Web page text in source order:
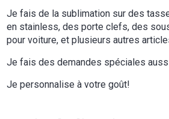
Je fais de la sublimation sur des
en stainless, des porte clefs, des
pour voiture, et plusieurs autres
Je fais des demandes spéciales
Je personnalise à votre goût!